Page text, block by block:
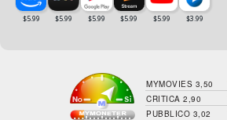
MYMOVIES 3,50
CRITICA 2,90
PUBBLICO 3,02